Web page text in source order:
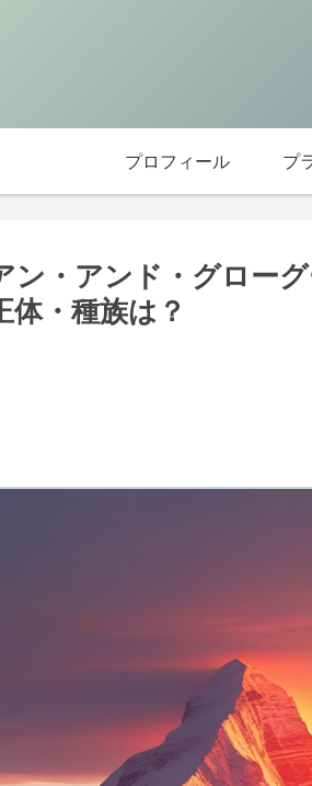
プロフィール プ
ン・アンド・グロー
体・種族は？